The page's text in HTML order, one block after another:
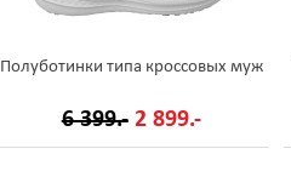
Полуботинки типа кроссовых муж
6 399.- 2 899.-